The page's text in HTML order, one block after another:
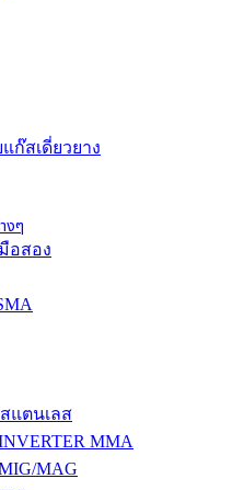
ก๊สเดี่ยวยาง
งๆ
อสอง
แตนเลส
MMA
MAG